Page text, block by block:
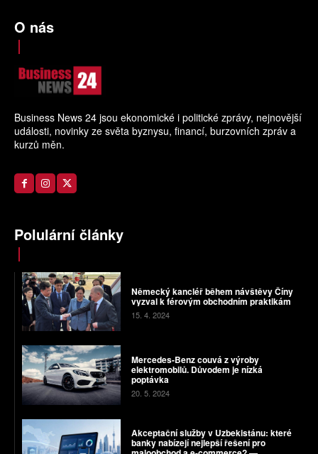
O nás
Business News 24 jsou ekonomické i politické zprávy, nejnovější
události, novinky ze světa byznysu, financí, burzovních zpráv a
kurzů měn.
Polulární články
Německý kancléř během návštěvy Číny
vyzval k férovým obchodním praktikám
15. 4. 2024
Mercedes-Benz couvá z výroby
elektromobilů. Důvodem je nízká
poptávka
20. 5. 2024
Akceptační služby v Uzbekistánu: které
banky nabízejí nejlepší řešení pro